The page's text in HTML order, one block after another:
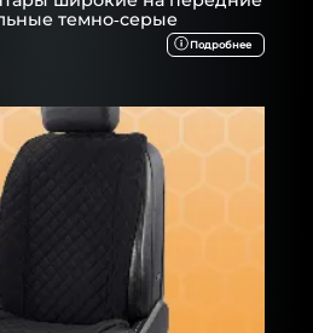
темно-серые
Подробнее